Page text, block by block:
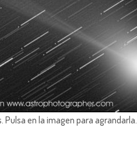
Pulsa en la imagen para agrandarla.